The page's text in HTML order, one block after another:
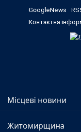
GoogleNews
Контактна
Місцеві новини
Житомирщина